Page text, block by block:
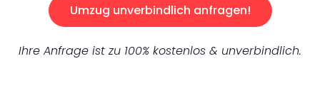
Umzug unverbindlich anfragen!
Ihre Anfrage ist zu 100% kostenlos & unverbindlich.